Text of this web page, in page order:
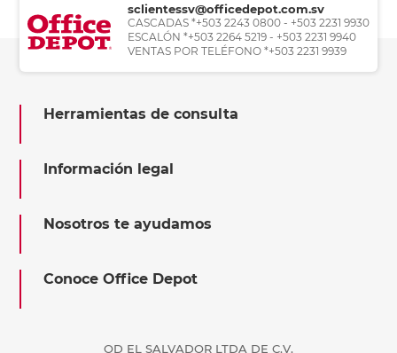
sclientessv@officedepot.com.sv
CASCADAS *+503 2243 0800 - +503 2231 9930
ESCALÓN *+503 2264 5219 - +503 2231 9940
VENTAS POR TELÉFONO *+503 2231 9939
Herramientas de consulta
Información legal
Nosotros te ayudamos
Conoce Office Depot
OD EL SALVADOR LTDA DE C.V.